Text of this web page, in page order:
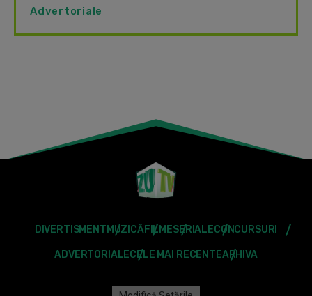
Advertoriale
DIVERTISMENT MUZICĂFILMESERIALECONCURSURI
ADVERTORIALECELE MAI RECENTEARHIVA